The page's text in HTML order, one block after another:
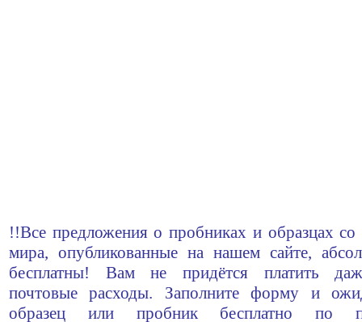
!!Все предложения о пробниках и образцах со
мира, опубликованные на нашем сайте,
бесплатны! Вам не придётся платить
почтовые расходы. Заполните форму и
образец или пробник бесплатно по